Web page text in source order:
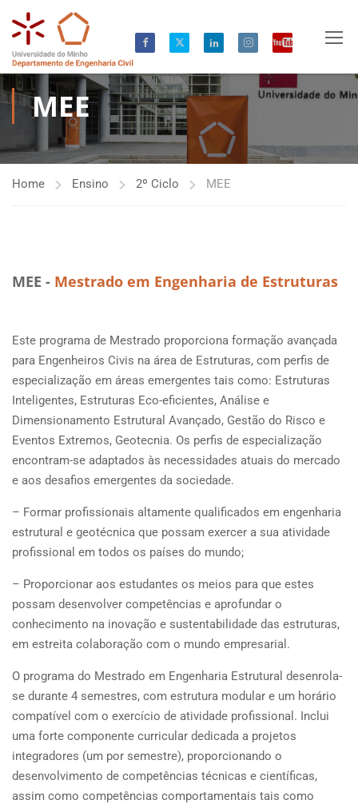
MEE
Home Ensino 2º Ciclo MEE
MEE - Mestrado em Engenharia de Estruturas
Este programa de Mestrado proporciona formação avançada
para Engenheiros Civis na área de Estruturas, com perfis de
especialização em áreas emergentes tais como: Estruturas
Inteligentes, Estruturas Eco-eficientes, Análise e
Dimensionamento Estrutural Avançado, Gestão do Risco e
Eventos Extremos, Geotecnia. Os perfis de especialização
encontram-se adaptados às necessidades atuais do mercado
e aos desafios emergentes da sociedade.
– Formar profissionais altamente qualificados em engenharia
estrutural e geotécnica que possam exercer a sua atividade
profissional em todos os países do mundo;
– Proporcionar aos estudantes os meios para que estes
possam desenvolver competências e aprofundar o
conhecimento na inovação e sustentabilidade das estruturas,
em estreita colaboração com o mundo empresarial.
O programa do Mestrado em Engenharia Estrutural desenrola-
se durante 4 semestres, com estrutura modular e um horário
compatível com o exercício de atividade profissional. Inclui
uma forte componente curricular dedicada a projetos
integradores (um por semestre), proporcionando o
desenvolvimento de competências técnicas e científicas,
assim como competências comportamentais tais como